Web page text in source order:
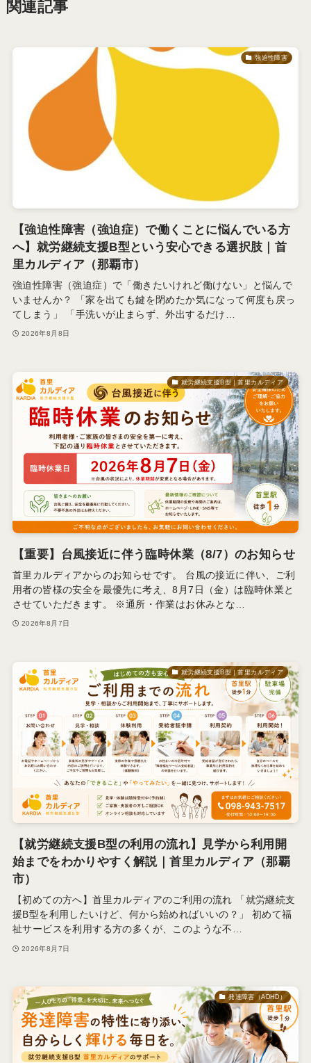
関連記事
強迫性障害
【強迫性障害（強迫症）で働くことに悩んでいる方
へ】就労継続支援B型という安心できる選択肢｜首
里カルディア（那覇市）
強迫性障害（強迫症）で「働きたいけれど働けない」と悩んで
いませんか？ 「家を出ても鍵を閉めたか気になって何度も戻っ
てしまう」 「手洗いが止まらず、外出するだけ…
2026年8月8日
就労継続支援B型｜首里カルディア
【重要】台風接近に伴う臨時休業（8/7）のお知らせ
首里カルディアからのお知らせです。 台風の接近に伴い、ご利
用者の皆様の安全を最優先に考え、8月7日（金）は臨時休業と
させていただきます。 ※通所・作業はお休みとな…
2026年8月7日
就労継続支援B型｜首里カルディア
【就労継続支援B型の利用の流れ】見学から利用開
始までをわかりやすく解説｜首里カルディア（那覇
市）
【初めての方へ】首里カルディアのご利用の流れ 「就労継続支
援B型を利用したいけど、何から始めればいいの？」 初めて福
祉サービスを利用する方の多くが、このような不…
2026年8月7日
発達障害（ADHD）